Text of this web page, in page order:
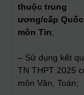
thuộc trung
ương/cấp
môn Tin;
– Sử dụng kết
TN THPT 2025
môn Văn, Toán;